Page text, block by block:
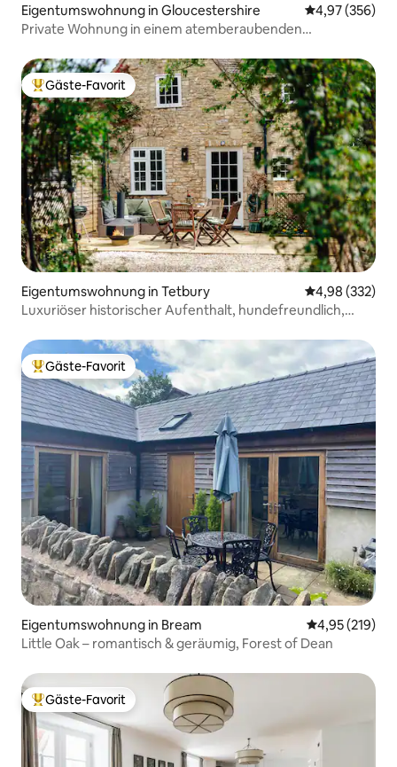
Eigentumswohnung in Gloucestershire
4,97 (356)
Private Wohnung in einem atemberaubenden
Beliebter Gäste-Favorit.
Gäste-Favorit
Eigentumswohnung in Tetbury
4,98 (332)
Luxuriöser historischer Aufenthalt, hundefreundlich,
Beliebter Gäste-Favorit.
Gäste-Favorit
Eigentumswohnung in Bream
4,95 (219)
Little Oak – romantisch & geräumig, Forest of Dean
Beliebter Gäste-Favorit.
Gäste-Favorit